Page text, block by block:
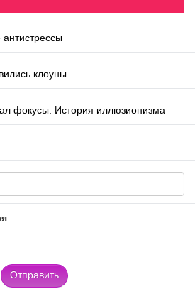
клоуны
фокусы: История иллюзионизма
Отправить